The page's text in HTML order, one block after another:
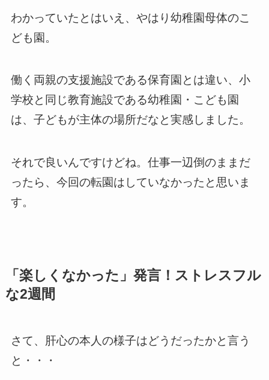
わかっていたとはいえ、やはり幼稚園母体のこ
ども園。
働く両親の支援施設である保育園とは違い、小
学校と同じ教育施設である幼稚園・こども園
は、子どもが主体の場所だなと実感しました。
それで良いんですけどね。仕事一辺倒のままだ
ったら、今回の転園はしていなかったと思いま
す。
「楽しくなかった」発言！ストレスフル
な2週間
さて、肝心の本人の様子はどうだったかと言う
と・・・